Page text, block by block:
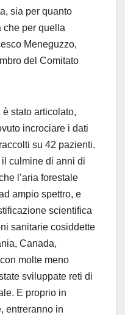
sia per quanto
che per quella
Meneguzzo,
del Comitato
stato articolato,
incrociare i dati
su 42 pazienti.
il culmine di anni di
l’aria forestale
ampio spettro, e
scientifica
sanitarie cosiddette
Canada,
molte meno
sviluppate reti di
E proprio in
entreranno in